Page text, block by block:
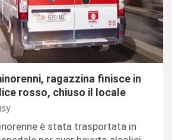
ragazzina finisce in
rosso, chiuso il locale
è stata trasportata in